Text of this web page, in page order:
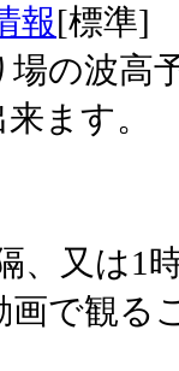
報[標準]
の波高
ます。
、又は1
で観る